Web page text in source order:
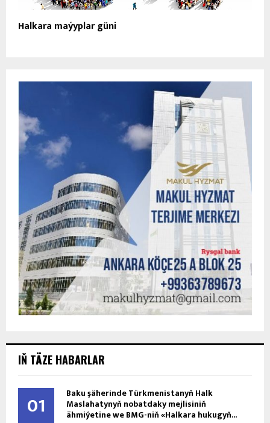
Halkara maýyplar güni
IŇ TÄZE HABARLAR
01 Baku şäherinde Türkmenistanyň Halk
Maslahatynyň nobatdaky mejlisiniň
ähmiýetine we BMG-niň «Halkara hukugyň...